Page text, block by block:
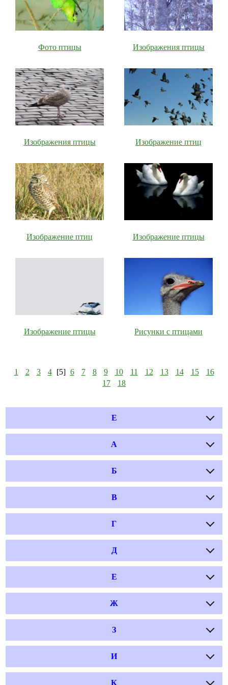
Фото птицы Изображения птицы
Изображения птицы Изображение птиц
Изображение птиц Изображение птицы
Изображение птицы Рисунки с птицами
1 2 3 4 [5] 6 7 8 9 10 11 12 13 14 15
16
17
18
E
А
Б
В
Г
Д
Е
Ж
З
И
К